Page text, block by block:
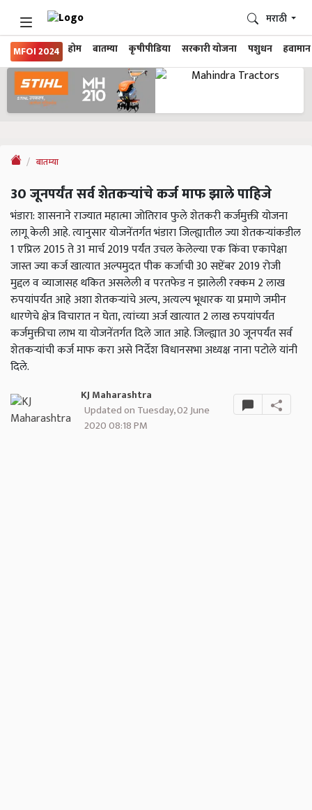
MFOI 2024 होम बातम्या कृषीपीडिया सरकारी योजना पशुधन हवामान
मराठी
बातम्या
30 जूनपर्यंत सर्व शेतकऱ्यांचे कर्ज माफ झाले पाहिजे
भंडारा: शासनाने राज्यात महात्मा जोतिराव फुले शेतकरी कर्जमुक्ती योजना
लागू केली आहे. त्यानुसार योजनेंतर्गत भंडारा जिल्ह्यातील ज्या शेतकऱ्यांकडील
1 एप्रिल 2015 ते 31 मार्च 2019 पर्यंत उचल केलेल्या एक किंवा एकापेक्षा
जास्त ज्या कर्ज खात्यात अल्पमुदत पीक कर्जाची 30 सप्टेंबर 2019 रोजी
मुद्दल व व्याजासह थकित असलेली व परतफेड न झालेली रक्कम 2 लाख
रुपयांपर्यंत आहे अशा शेतकऱ्यांचे अल्प, अत्यल्प भूधारक या प्रमाणे जमीन
धारणेचे क्षेत्र विचारात न घेता, त्यांच्या अर्ज खात्यात 2 लाख रुपयांपर्यंत
कर्जमुक्तीचा लाभ या योजनेंतर्गत दिले जात आहे. जिल्ह्यात 30 जूनपर्यंत सर्व
शेतकऱ्यांची कर्ज माफ करा असे निर्देश विधानसभा अध्यक्ष नाना पटोले यांनी
दिले.
KJ Maharashtra
Updated on Tuesday, 02 June
2020 08:18 PM